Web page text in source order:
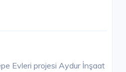
Evleri projesi Aydur İnşaat